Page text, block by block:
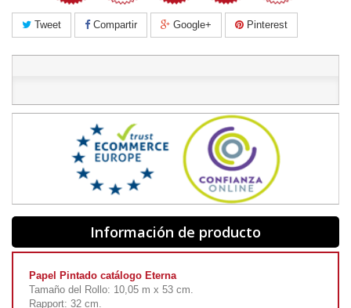
Tweet Compartir Google+ Pinterest
Información de producto
Papel Pintado catálogo Eterna
Tamaño del Rollo: 10,05 m x 53 cm.
Rapport: 32 cm.